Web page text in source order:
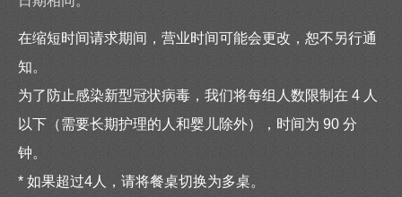
在缩短时间请求期间，营业时间可能会更改，恕不另行通
知。
为了防止感染新型冠状病毒，我们将每组人数限制在 4 人
以下（需要长期护理的人和婴儿除外），时间为 90 分
钟。
* 如果超过4人，请将餐桌切换为多桌。